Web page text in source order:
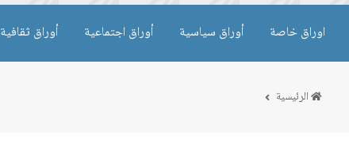
اوراق خاصة أوراق سياسية أوراق اجتماعية أوراق ثقافية
الرئيسية